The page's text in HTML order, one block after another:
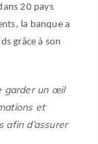
20 pays
la banque a
grâce à son
garder un œil
et
afin d’assurer